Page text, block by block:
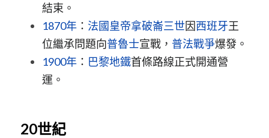
結束。
1870年 ： 法國皇帝拿破崙三世因西班牙王
位繼承問題向普魯士宣戰， 普法戰爭爆發。
1900年 ： 巴黎地鐵首條路線正式開通營
運。
20世紀